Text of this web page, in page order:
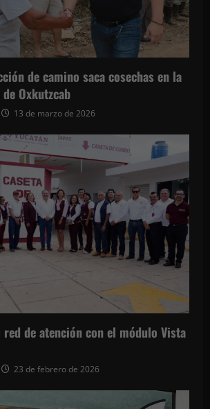
de camino saca cosechas en la
Oxkutzcab
13 de marzo de 2026
red de atención con el módulo Vista
23 de febrero de 2026